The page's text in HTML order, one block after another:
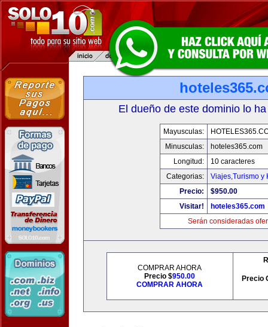
El dueño de este dominio lo
Mayusculas:
Minusculas:
hoteles365.com
Longitud:
10 caracteres
Categorias:
Viajes,Turismo y
Precio:
$950.00
Visitar!
hoteles365.com
Serán consideradas
COMPRAR AHORA
Precio $950.00
COMPRAR AHORA
Precio